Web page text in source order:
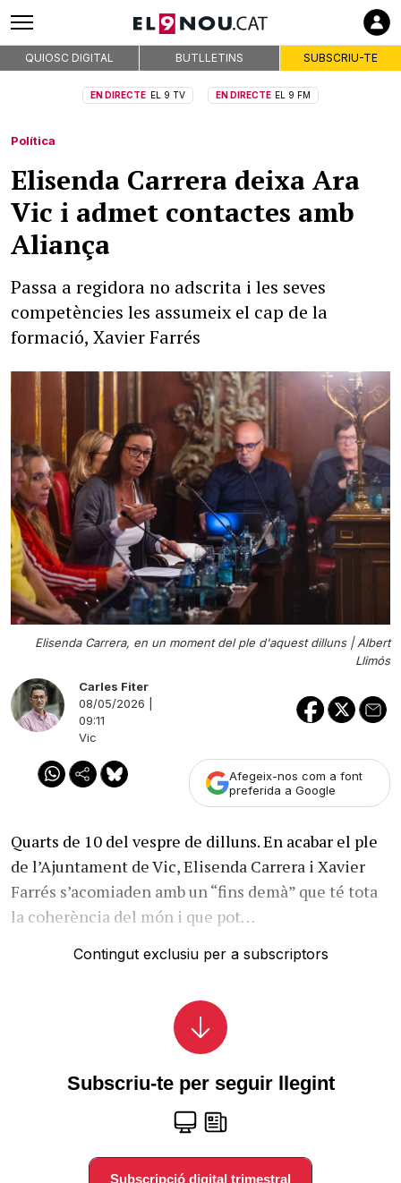
QUIOSC DIGITAL BUTLLETINS SUBSCRIU-TE
EN DIRECTE EL 9 TV EN DIRECTE EL 9 FM
Política
Elisenda Carrera deixa Ara
Vic i admet contactes amb
Aliança
Passa a regidora no adscrita i les seves
competències les assumeix el cap de la
formació, Xavier Farrés
Elisenda Carrera, en un moment del ple d'aquest dilluns |Albert
Llimós
Carles Fiter
08/05/2026 |
09:11
Vic
Afegeix-nos com a font
preferida a Google
Quarts de 10 del vespre de dilluns. En acabar el ple
de l’Ajuntament de Vic, Elisenda Carrera i Xavier
Farrés s’acomiaden amb un “fins demà” que té tota
la coherència del món i que pot…
Contingut exclusiu per a subscriptors